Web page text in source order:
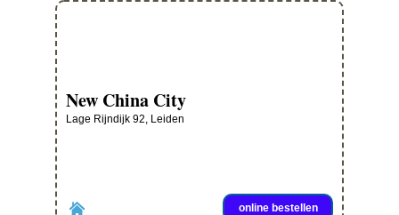
New China City
Lage Rijndijk 92, Leiden
online bestellen